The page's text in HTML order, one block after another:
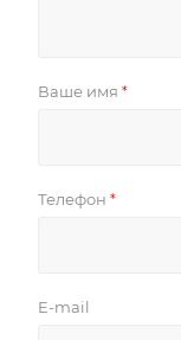
Ваше имя *
Телефон *
E-mail